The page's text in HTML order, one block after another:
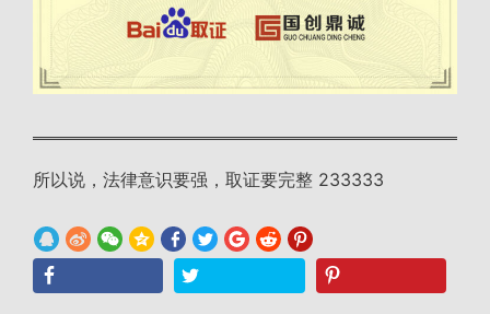
所以说，法律意识要强，取证要完整 233333